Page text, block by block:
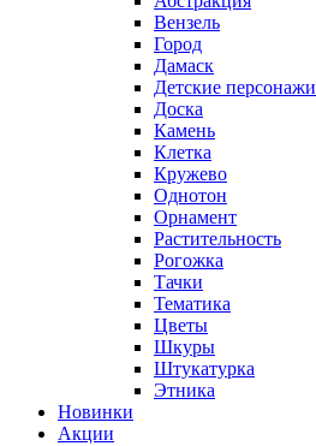
Вензель
Город
Дамаск
Детские персонажи
Доска
Камень
Клетка
Кружево
Однотон
Орнамент
Растительность
Рогожка
Тачки
Тематика
Цветы
Шкуры
Штукатурка
Этника
Новинки
Акции